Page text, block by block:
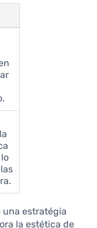
una estratégia
la estética de